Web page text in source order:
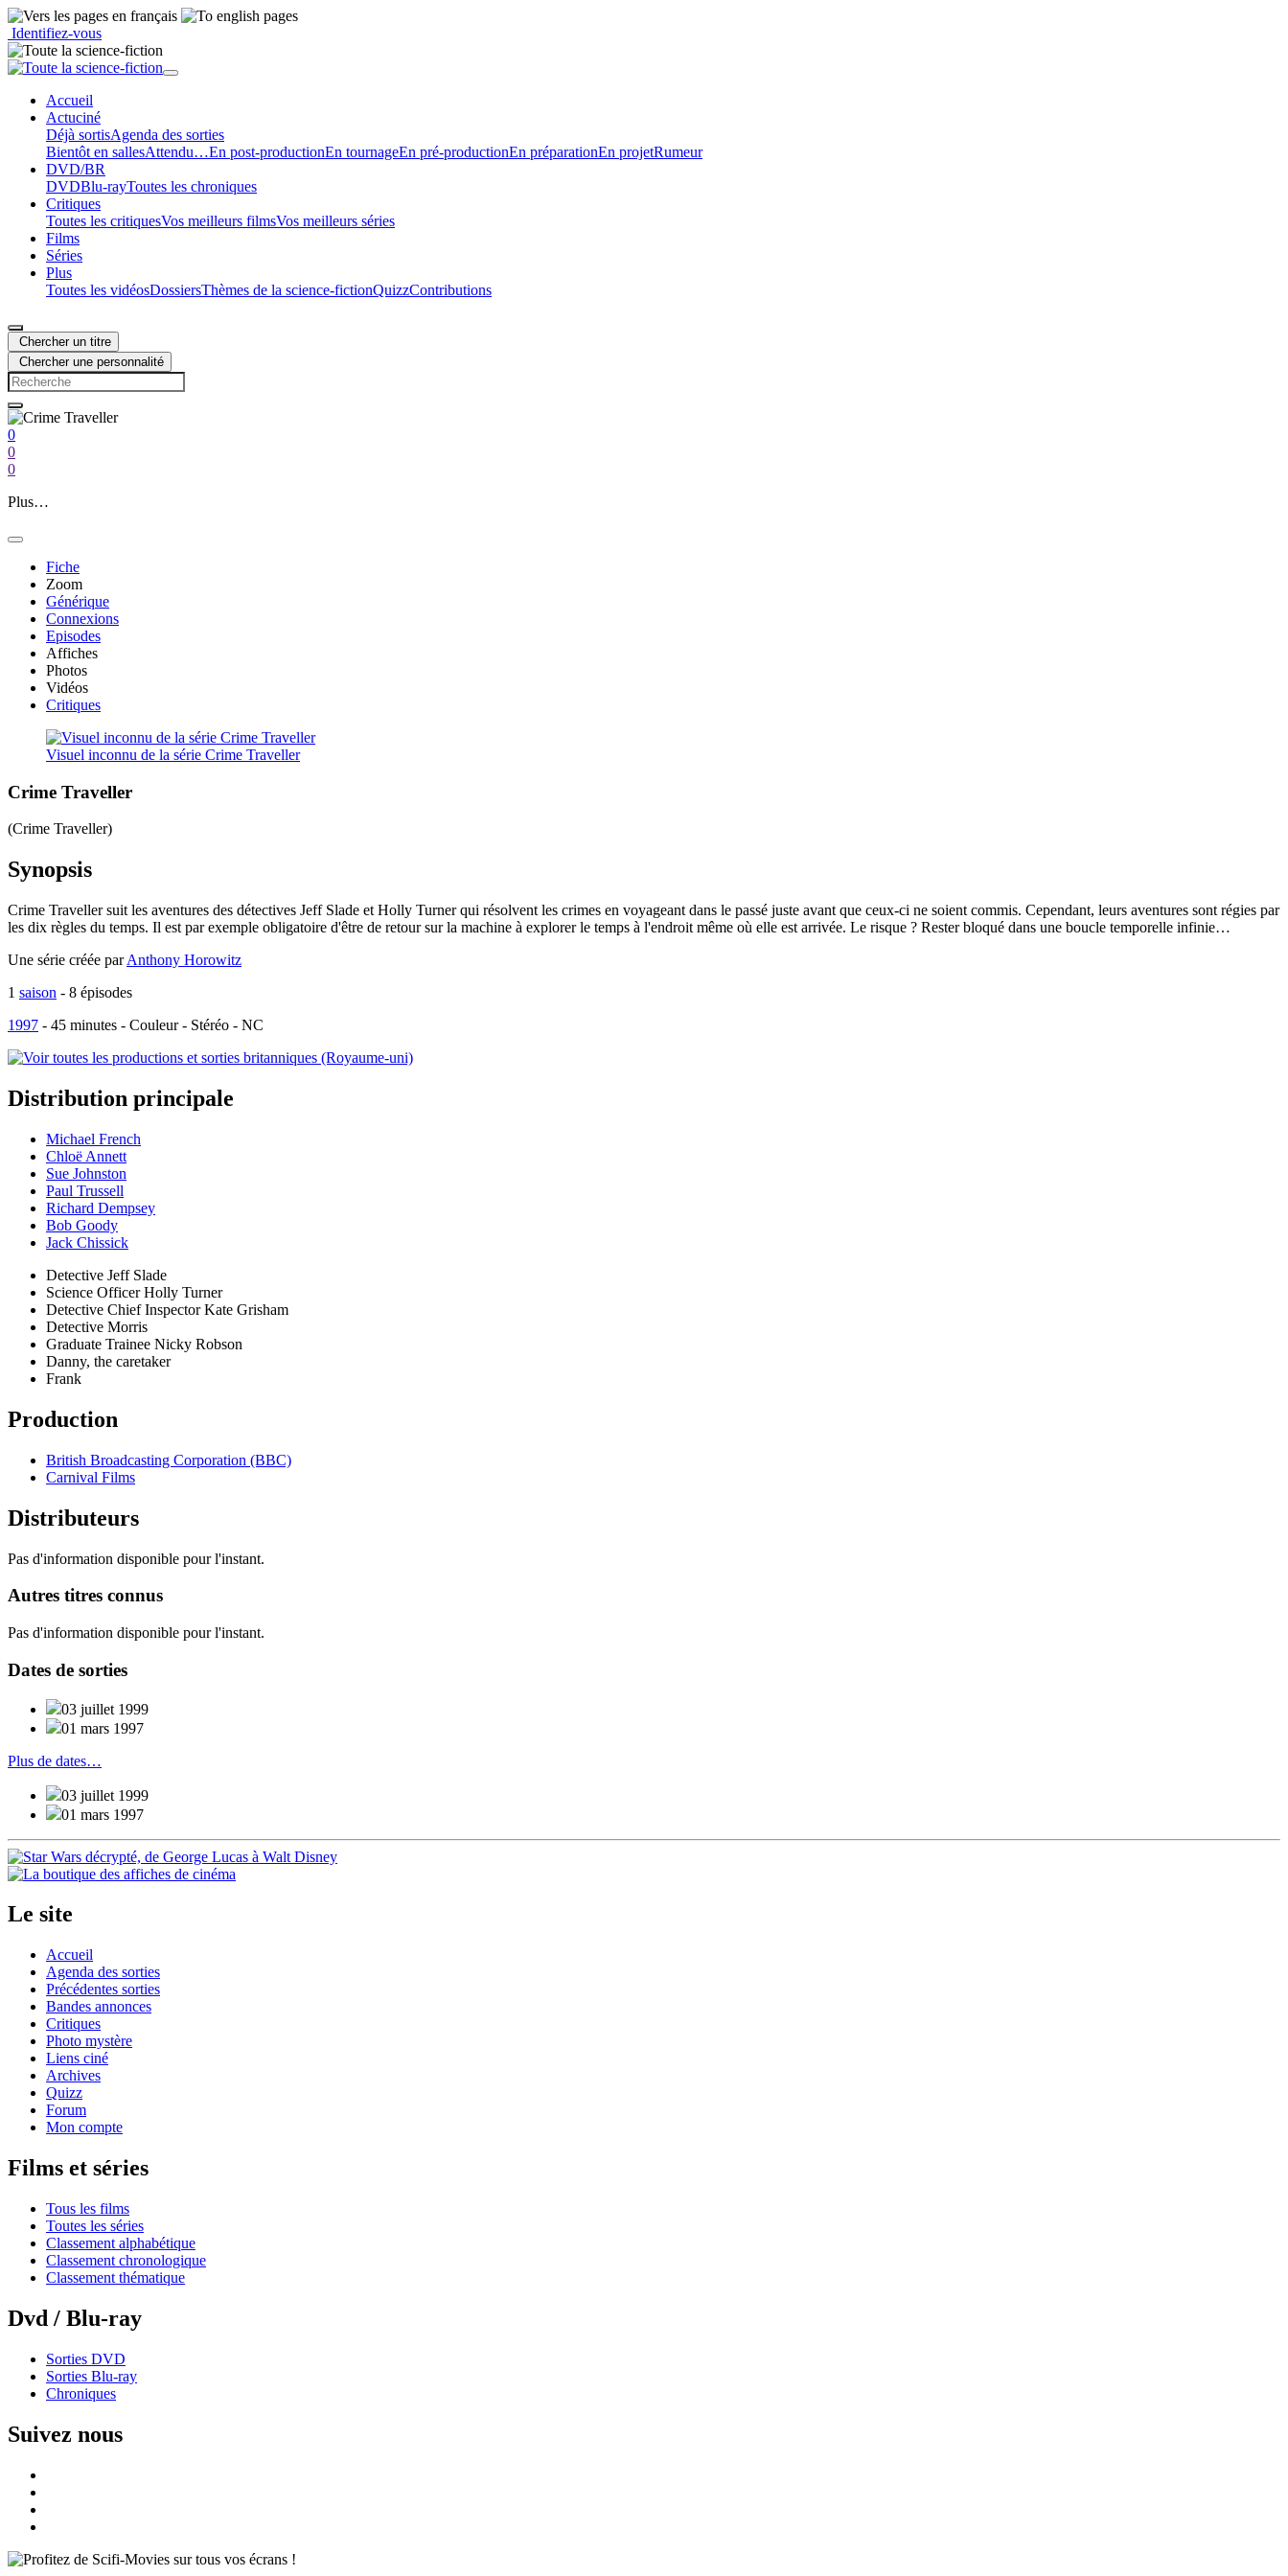
Identifiez-vous
Accueil
Actuciné
Déjà sortisAgenda des sorties
Bientôt en sallesAttendu…En post-productionEn tournageEn pré-productionEn préparationEn projetRumeur
DVD/BR
DVDBlu-rayToutes les chroniques
Critiques
Toutes les critiquesVos meilleurs filmsVos meilleurs séries
Films
Séries
Plus
Toutes les vidéosDossiersThèmes de la science-fictionQuizzContributions
Chercher un titre
Chercher une personnalité
0
0
0
Plus…
Fiche
Zoom
Générique
Connexions
Episodes
Affiches
Photos
Vidéos
Critiques
Visuel inconnu de la série Crime Traveller
Crime Traveller
(Crime Traveller)
Synopsis
Crime Traveller suit les aventures des détectives Jeff Slade et Holly Turner qui résolvent les crimes en voyageant dans le passé juste avant que ceux-ci ne soient commis. Cependant, leurs aventures sont régies par
les dix règles du temps. Il est par exemple obligatoire d'être de retour sur la machine à explorer le temps à l'endroit même où elle est arrivée. Le risque ? Rester bloqué dans une boucle temporelle infinie…
Une série créée parAnthony Horowitz
1 saison - 8 épisodes
1997 - 45 minutes - Couleur - Stéréo - NC
Distribution principale
Michael French
Chloë Annett
Sue Johnston
Paul Trussell
Richard Dempsey
Bob Goody
Jack Chissick
Detective Jeff Slade
Science Officer Holly Turner
Detective Chief Inspector Kate Grisham
Detective Morris
Graduate Trainee Nicky Robson
Danny, the caretaker
Frank
Production
British Broadcasting Corporation (BBC)
Carnival Films
Distributeurs
Pas d'information disponible pour l'instant.
Autres titres connus
Pas d'information disponible pour l'instant.
Dates de sorties
03 juillet 1999
01 mars 1997
Plus de dates…
03 juillet 1999
01 mars 1997
Le site
Accueil
Agenda des sorties
Précédentes sorties
Bandes annonces
Critiques
Photo mystère
Liens ciné
Archives
Quizz
Forum
Mon compte
Films et séries
Tous les films
Toutes les séries
Classement alphabétique
Classement chronologique
Classement thématique
Dvd / Blu-ray
Sorties DVD
Sorties Blu-ray
Chroniques
Suivez nous